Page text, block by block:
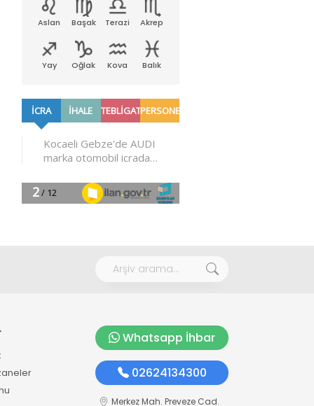
Aslan Başak Terazi Akrep
Yay Oğlak Kova Balık
Whatsapp İhbar
02624134300
Merkez Mah. Preveze Cad.